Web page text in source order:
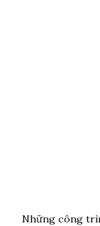
Những công